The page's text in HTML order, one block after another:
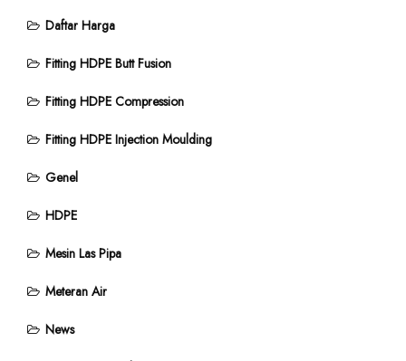
Daftar Harga
Fitting HDPE Butt Fusion
Fitting HDPE Compression
Fitting HDPE Injection Moulding
Genel
HDPE
Mesin Las Pipa
Meteran Air
News